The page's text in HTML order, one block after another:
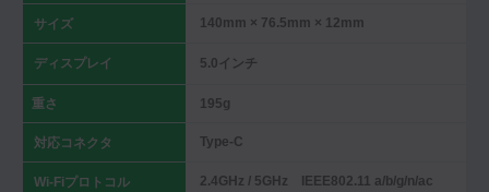
サイズ 140mm × 76.5mm × 12mm
ディスプレイ 5.0インチ
重さ 195g
対応コネクタ Type-C
Wi-Fiプロトコル 2.4GHz / 5GHz IEEE802.11 a/b/g/n/ac